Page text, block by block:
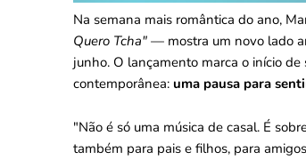
Na semana mais romântica do ano,
Quero Tcha" — mostra um novo lado
junho. O lançamento marca o início
contemporânea: uma pausa para
"Não é só uma música de casal. É
também para pais e filhos, para